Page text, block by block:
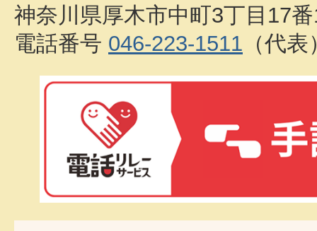
神奈川県厚木市中町3丁目17
電話番号 046-223-1511 （代表